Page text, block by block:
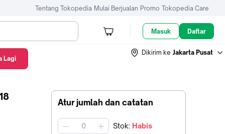
Tentang Tokopedia Mulai Berjualan Promo Tokopedia Care
Masuk Daftar
Dikirim ke Jakarta Pusat
Atur jumlah dan catatan
jumlah Stok: Habis
Lagi